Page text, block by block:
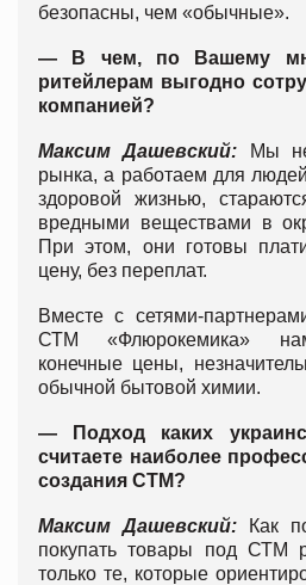
безопасны, чем «обычные».
— В чем, по Вашему
ритейлерам выгодно
компанией?
Максим Дашевский: Мы
рынка, а работаем для
здоровой жизнью,
вредными веществами в
При этом, они готовы
цену, без переплат.
Вместе с сетями-
СТМ «Флюрокемика»
конечные цены,
обычной бытовой химии.
— Подход каких
считаете наиболее
создания СТМ?
Максим Дашевский: Как
покупать товары под СТМ
только те, которые